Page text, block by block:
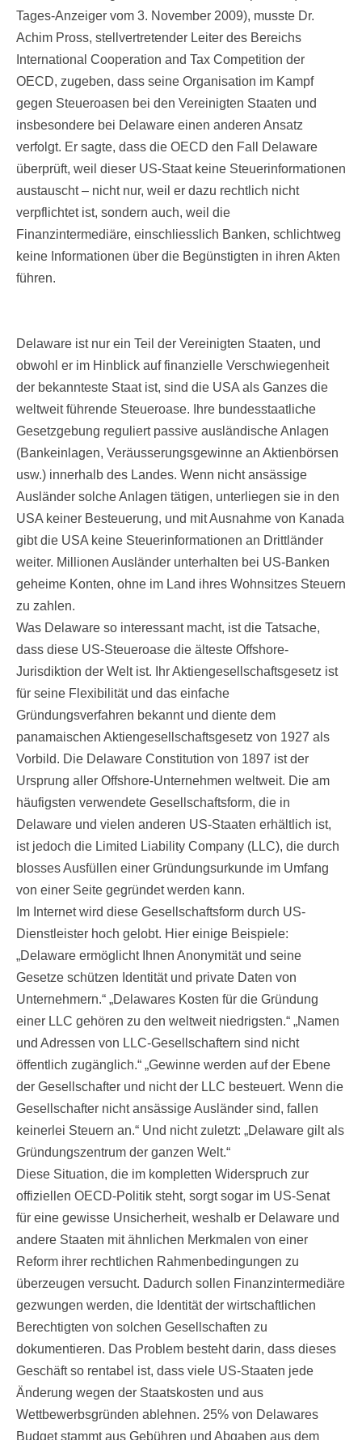
Tages-Anzeiger vom 3. November 2009), musste Dr.
Achim Pross, stellvertretender Leiter des Bereichs
International Cooperation and Tax Competition der
OECD, zugeben, dass seine Organisation im Kampf
gegen Steueroasen bei den Vereinigten Staaten und
insbesondere bei Delaware einen anderen Ansatz
verfolgt. Er sagte, dass die OECD den Fall Delaware
überprüft, weil dieser US-Staat keine Steuerinformationen
austauscht – nicht nur, weil er dazu rechtlich nicht
verpflichtet ist, sondern auch, weil die
Finanzintermediäre, einschliesslich Banken, schlichtweg
keine Informationen über die Begünstigten in ihren Akten
führen.
Delaware ist nur ein Teil der Vereinigten Staaten, und
obwohl er im Hinblick auf finanzielle Verschwiegenheit
der bekannteste Staat ist, sind die USA als Ganzes die
weltweit führende Steueroase. Ihre bundesstaatliche
Gesetzgebung reguliert passive ausländische Anlagen
(Bankeinlagen, Veräusserungsgewinne an Aktienbörsen
usw.) innerhalb des Landes. Wenn nicht ansässige
Ausländer solche Anlagen tätigen, unterliegen sie in den
USA keiner Besteuerung, und mit Ausnahme von Kanada
gibt die USA keine Steuerinformationen an Drittländer
weiter. Millionen Ausländer unterhalten bei US-Banken
geheime Konten, ohne im Land ihres Wohnsitzes Steuern
zu zahlen.
Was Delaware so interessant macht, ist die Tatsache,
dass diese US-Steueroase die älteste Offshore-
Jurisdiktion der Welt ist. Ihr Aktiengesellschaftsgesetz ist
für seine Flexibilität und das einfache
Gründungsverfahren bekannt und diente dem
panamaischen Aktiengesellschaftsgesetz von 1927 als
Vorbild. Die Delaware Constitution von 1897 ist der
Ursprung aller Offshore-Unternehmen weltweit. Die am
häufigsten verwendete Gesellschaftsform, die in
Delaware und vielen anderen US-Staaten erhältlich ist,
ist jedoch die Limited Liability Company (LLC), die durch
blosses Ausfüllen einer Gründungsurkunde im Umfang
von einer Seite gegründet werden kann.
Im Internet wird diese Gesellschaftsform durch US-
Dienstleister hoch gelobt. Hier einige Beispiele:
„Delaware ermöglicht Ihnen Anonymität und seine
Gesetze schützen Identität und private Daten von
Unternehmern.“ „Delawares Kosten für die Gründung
einer LLC gehören zu den weltweit niedrigsten.“ „Namen
und Adressen von LLC-Gesellschaftern sind nicht
öffentlich zugänglich.“ „Gewinne werden auf der Ebene
der Gesellschafter und nicht der LLC besteuert. Wenn die
Gesellschafter nicht ansässige Ausländer sind, fallen
keinerlei Steuern an.“ Und nicht zuletzt: „Delaware gilt als
Gründungszentrum der ganzen Welt.“
Diese Situation, die im kompletten Widerspruch zur
offiziellen OECD-Politik steht, sorgt sogar im US-Senat
für eine gewisse Unsicherheit, weshalb er Delaware und
andere Staaten mit ähnlichen Merkmalen von einer
Reform ihrer rechtlichen Rahmenbedingungen zu
überzeugen versucht. Dadurch sollen Finanzintermediäre
gezwungen werden, die Identität der wirtschaftlichen
Berechtigten von solchen Gesellschaften zu
dokumentieren. Das Problem besteht darin, dass dieses
Geschäft so rentabel ist, dass viele US-Staaten jede
Änderung wegen der Staatskosten und aus
Wettbewerbsgründen ablehnen. 25% von Delawares
Budget stammt aus Gebühren und Abgaben aus dem